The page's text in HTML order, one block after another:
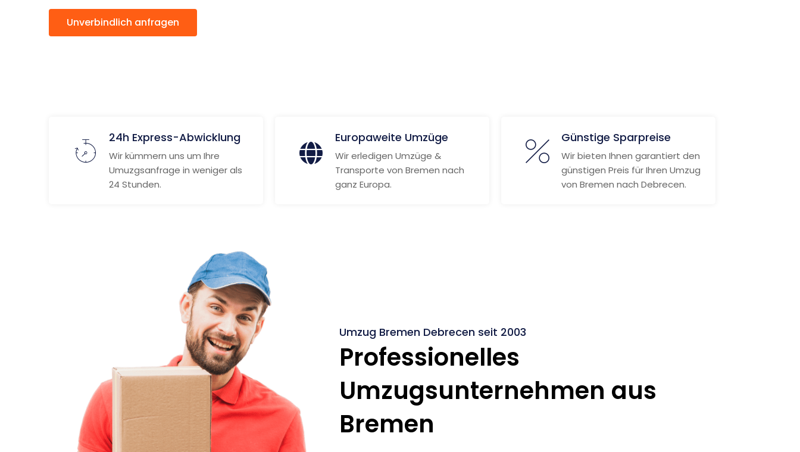
Unverbindlich anfragen
24h Express-Abwicklung
Wir kümmern uns um Ihre
Umuzgsanfrage in weniger als
24 Stunden.
Europaweite Umzüge
Wir erledigen Umzüge &
Transporte von Bremen nach
ganz Europa.
Günstige Sparpreise
Wir bieten Ihnen garantiert den
günstigen Preis für Ihren Umzug
von Bremen nach Debrecen.
Umzug Bremen Debrecen seit 2003
Professionelles
Umzugsunternehmen aus
Bremen